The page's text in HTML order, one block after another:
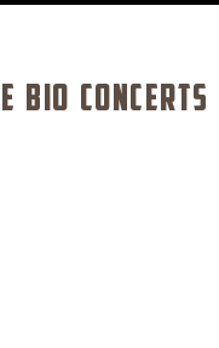
BIO CONCERTS